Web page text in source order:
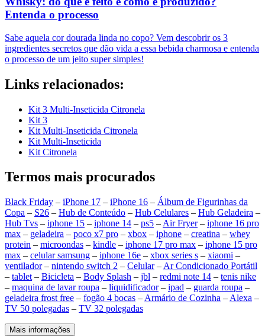
Entenda o processo
Sabe aquela cor dourada linda no copo? Vem descobrir os 3
ingredientes secretos que dão vida a essa bebida charmosa e entenda
o processo de um jeito super simples!
Links relacionados:
Kit 3 Multi-Inseticida Citronela
Kit 3
Kit Multi-Inseticida Citronela
Kit Multi-Inseticida
Kit Citronela
Termos mais procurados
Black Friday – iPhone 17 – iPhone 16 – Álbum de Figurinhas da
Copa – S26 – Hub de Conteúdo – Hub Celulares – Hub Geladeira –
Hub Tvs – iphone 15 – iphone 14 – ps5 – Air Fryer– iphone 16 pro
max – geladeira – poco x7 pro – xbox – iphone – creatina – whey
protein – microondas – kindle – iphone 17 pro max – iphone 15 pro
max – celular samsung – iphone 16e – xbox series s – xiaomi –
ventilador– nintendo switch 2 – Celular– Ar Condicionado Portátil
– tablet – Bicicleta – Body Splash – jbl – redmi note 14 – tenis nike
– maquina de lavar roupa – liquidificador– ipad – guarda roupa –
geladeira frost free – fogão 4 bocas – Armário de Cozinha – Alexa –
TV 50 polegadas – TV 32 polegadas
Mais informações